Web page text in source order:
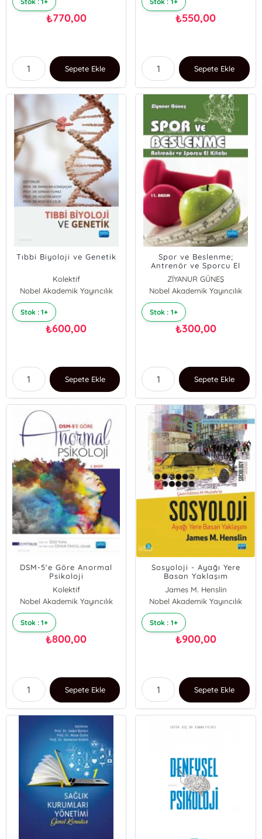
₺770,00
Sepete Ekle
₺550,00
Sepete Ekle
Tıbbi Biyoloji ve Genetik
Kolektif
Nobel Akademik Yayıncılık
Stok : 1+
₺600,00
Sepete Ekle
Spor ve Beslenme;
Antrenör ve Sporcu El
Kitabı
ZİYANUR GÜNEŞ
Nobel Akademik Yayıncılık
Stok : 1+
₺300,00
Sepete Ekle
DSM-5'e Göre Anormal
Psikoloji
Kolektif
Nobel Akademik Yayıncılık
Stok : 1+
₺800,00
Sepete Ekle
Sosyoloji - Ayağı Yere
Basan Yaklaşım
James M. Henslin
Nobel Akademik Yayıncılık
Stok : 1+
₺900,00
Sepete Ekle